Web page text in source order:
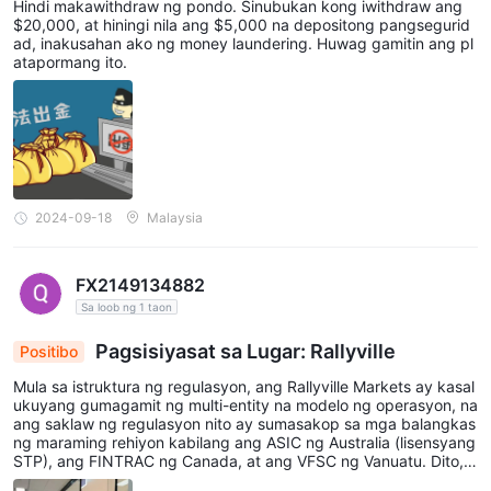
Para sapag-withdraw, maaari kang mag-apply nang direkta
sa pamamagitan ng website. Karaniwang nangangailangan
ng 1-2 na araw ng negosyo
marating ang iyong itinalagang account ang mga pondo.
Sa pangkalahatan, pinapanatili ng broker ang mga
pamantayang oras ng pagproseso para sa parehong mga
paraan ng pag-iimpok at pag-withdraw. Bagaman inaalok ang
kaginhawahan sa pamamagitan ng pagsusumite sa website,
mga pamantayan ng industriya para sa mga pamamaraan ng
bank wire at pag-handle ng pag-withdraw.
Suporta sa Customer
24/5
Contact form
Email:support@rallyvilleglobal.com
Registered Address:3001, 201 Elizabeth Street, Sydney
NSW 2000, Australia
Hindi makawithdraw ng pondo. Sinubukan kong iwithdraw ang
$20,000, at hiningi nila ang $5,000 na depositong pangsegurid
ad, inakusahan ako ng money laundering. Huwag gamitin ang pl
atapormang ito.
2024-09-18 Malaysia
FX2149134882
Sa loob ng 1 taon
Positibo Pagsisiyasat sa Lugar: Rallyville
Mula sa istruktura ng regulasyon, ang Rallyville Markets ay kasal
ukuyang gumagamit ng multi-entity na modelo ng operasyon, na
ang saklaw ng regulasyon nito ay sumasakop sa mga balangkas
ng maraming rehiyon kabilang ang ASIC ng Australia (lisensyang
STP), ang FINTRAC ng Canada, at ang VFSC ng Vanuatu. Dito, a
ng ASIC, bilang isang mas mature na sistema ng regulasyon, ay